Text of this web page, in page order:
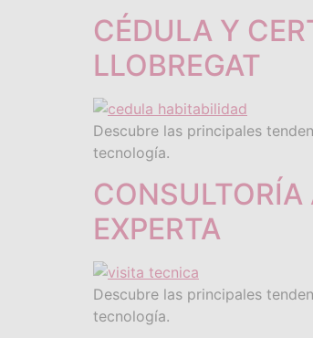
CÉDULA Y
LLOBREGAT
Descubre las principales
tecnología.
EXPERTA
Descubre las principales
tecnología.